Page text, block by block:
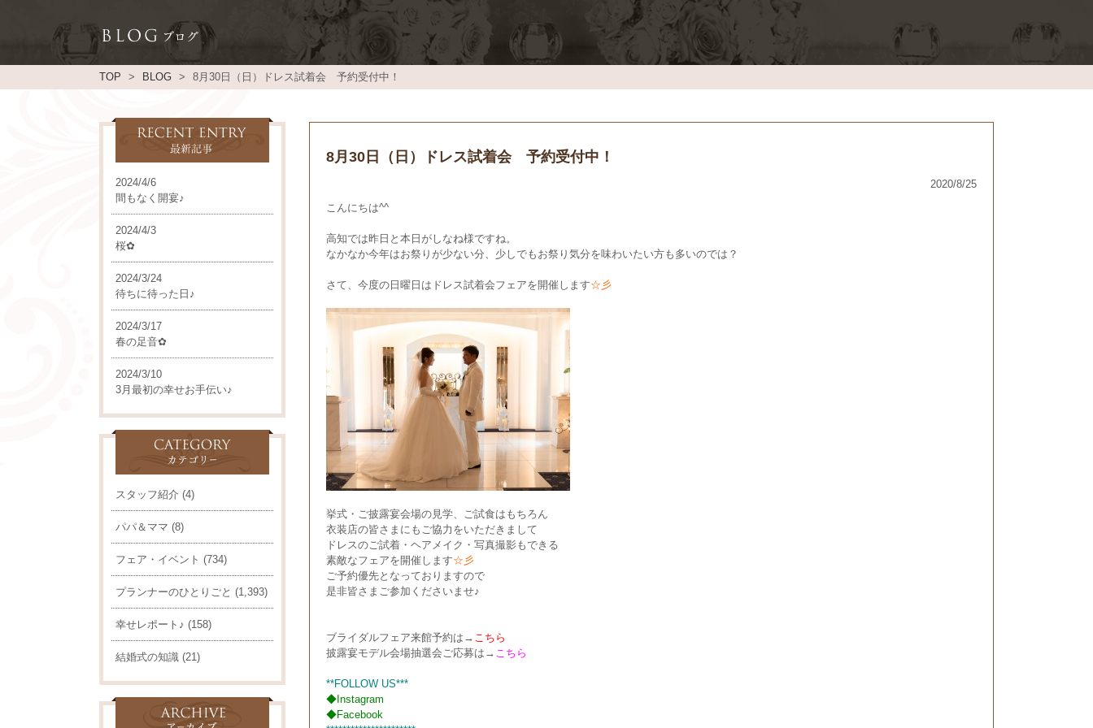
TOP BLOG 8月30日（日）ドレス試着会 予約受付中！
2024/4/6
間もなく開宴♪
2024/4/3
桜✿
2024/3/24
待ちに待った日♪
2024/3/17
春の足音✿
2024/3/10
3月最初の幸せお手伝い♪
スタッフ紹介 (4)
パパ＆ママ (8)
フェア・イベント (734)
プランナーのひとりごと (1,393)
幸せレポート♪ (158)
結婚式の知識 (21)
8月30日（日）ドレス試着会 予約受付中！
2020/8/25
こんにちは^^
高知では昨日と本日がしなね様ですね。
なかなか今年はお祭りが少ない分、少しでもお祭り気分を味わいたい方も多いのでは？
さて、今度の日曜日はドレス試着会フェアを開催します☆彡
挙式・ご披露宴会場の見学、ご試食はもちろん
衣装店の皆さまにもご協力をいただきまして
ドレスのご試着・ヘアメイク・写真撮影もできる
素敵なフェアを開催します☆彡
ご予約優先となっておりますので
是非皆さまご参加くださいませ♪
ブライダルフェア来館予約は→ こちら
披露宴モデル会場抽選会ご応募は→ こちら
**FOLLOW US***
◆ Instagram
◆Facebook